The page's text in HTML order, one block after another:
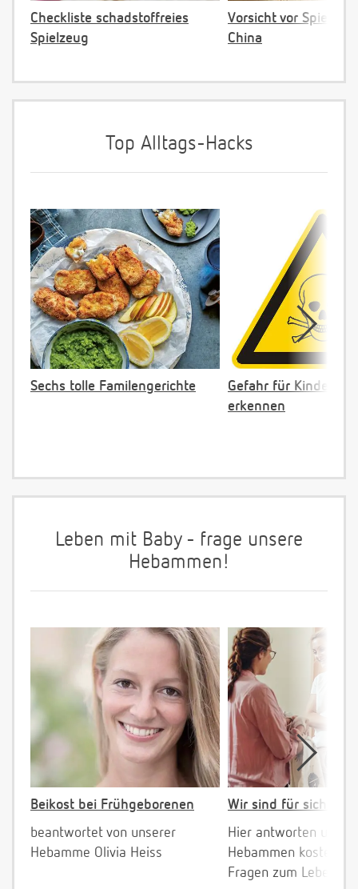
Checkliste schadstoffreies
Spielzeug
Vorsicht vor
China
Top Alltags-Hacks
Sechs tolle Familengerichte
Gefahr für Kinder:
erkennen
Leben mit Baby - frage unsere
Hebammen!
Beikost bei Frühgeborenen
beantwortet von unserer
Hebamme Olivia Heiss
Wir sind für sich da!
Hier antworten
Hebammen
Fragen zum Leben